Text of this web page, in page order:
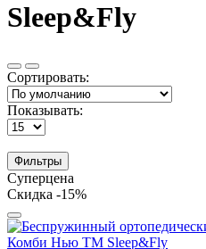
Sleep&Fly
Сортировать:
Показывать:
Фильтры
Суперцена
Скидка -15%